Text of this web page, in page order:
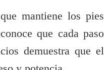
mantiene los pies
que cada paso
demuestra que el